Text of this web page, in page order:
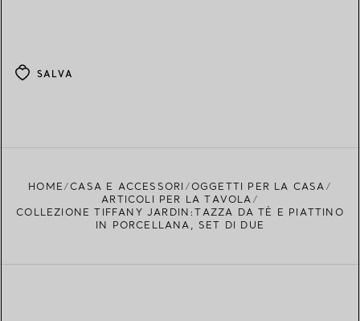
SALVA
HOME CASA E ACCESSORI
OGGETTI PER LA CASA
ARTICOLI PER LA TAVOLA
COLLEZIONE TIFFANY JARDIN:TAZZA DA TÈ E PIATTINO
IN PORCELLANA, SET DI DUE